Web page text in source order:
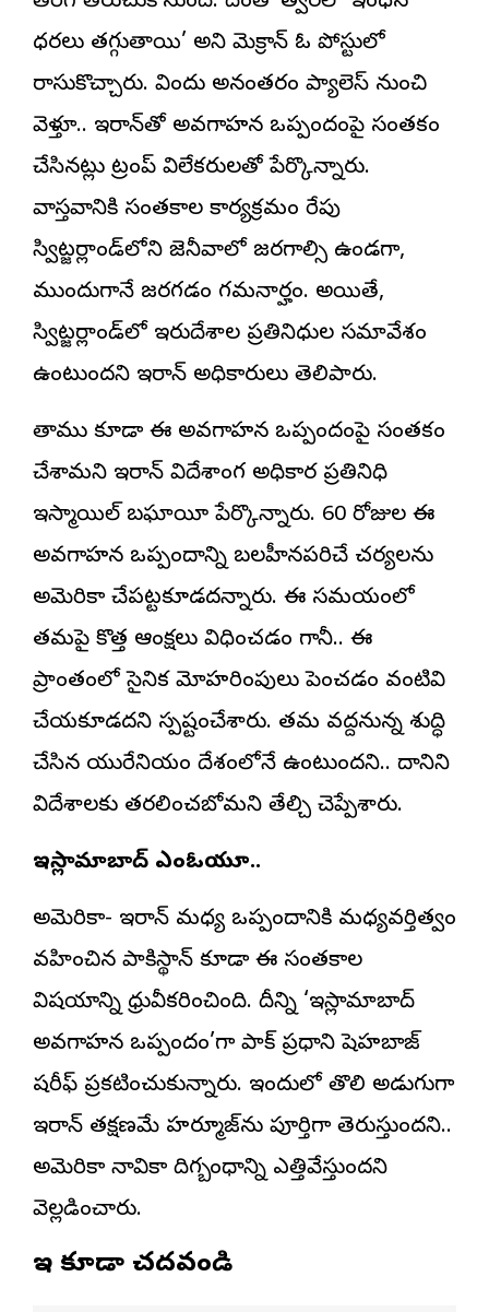
ధరలు తగ్గుతాయి’ అని మెక్రాన్‌ ఓ పోస్టులో
రాసుకొచ్చారు. విందు అనంతరం ప్యాలెస్‌ నుంచి
వెళ్తూ.. ఇరాన్‌తో అవగాహన ఒప్పందంపై సంతకం
చేసినట్లు ట్రంప్‌ విలేకరులతో పేర్కొన్నారు.
వాస్తవానికి సంతకాల కార్యక్రమం రేపు
స్విట్జర్లాండ్‌లోని జెనీవాలో జరగాల్సి ఉండగా,
ముందుగానే జరగడం గమనార్హం. అయితే,
స్విట్జర్లాండ్‌లో ఇరుదేశాల ప్రతినిధుల సమావేశం
ఉంటుందని ఇరాన్‌ అధికారులు తెలిపారు.
తాము కూడా ఈ అవగాహన ఒప్పందంపై సంతకం
చేశామని ఇరాన్‌ విదేశాంగ అధికార ప్రతినిధి
ఇస్మాయిల్‌ బఘాయీ పేర్కొన్నారు. 60 రోజుల ఈ
అవగాహన ఒప్పందాన్ని బలహీనపరిచే చర్యలను
అమెరికా చేపట్టకూడదన్నారు. ఈ సమయంలో
తమపై కొత్త ఆంక్షలు విధించడం గానీ.. ఈ
ప్రాంతంలో సైనిక మోహరింపులు పెంచడం వంటివి
చేయకూడదని స్పష్టంచేశారు. తమ వద్దనున్న శుద్ధి
చేసిన యురేనియం దేశంలోనే ఉంటుందని.. దానిని
విదేశాలకు తరలించబోమని తేల్చి చెప్పేశారు.
ఇస్లామాబాద్‌ ఎంఓయూ..
అమెరికా- ఇరాన్‌ మధ్య ఒప్పందానికి మధ్యవర్తిత్వం
వహించిన పాకిస్థాన్‌ కూడా ఈ సంతకాల
విషయాన్ని ధ్రువీకరించింది. దీన్ని ‘ఇస్లామాబాద్
అవగాహన ఒప్పందం’గా పాక్‌ ప్రధాని షెహబాజ్
షరీఫ్ ప్రకటించుకున్నారు. ఇందులో తొలి అడుగుగా
ఇరాన్‌ తక్షణమే హర్మూజ్‌ను పూర్తిగా తెరుస్తుందని..
అమెరికా నావికా దిగ్బంధాన్ని ఎత్తివేస్తుందని
వెల్లడించారు.
ఇవి కూడా చదవండి